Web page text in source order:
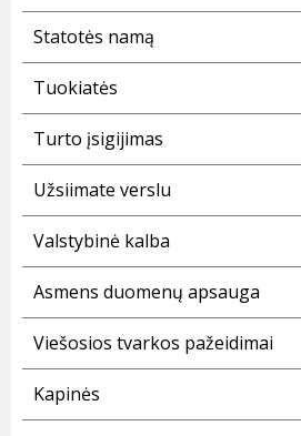
Statotės namą
Tuokiatės
Turto įsigijimas
Užsiimate verslu
Valstybinė kalba
Asmens duomenų apsauga
Viešosios tvarkos pažeidimai
Kapinės